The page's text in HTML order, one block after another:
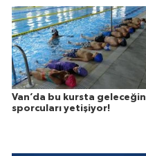
Van’da bu kursta geleceğin
sporcuları yetişiyor!